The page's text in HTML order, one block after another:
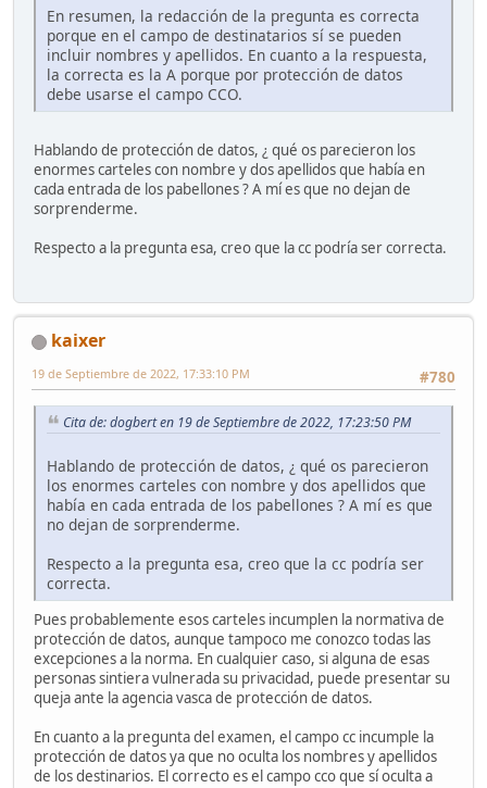
En resumen, la redacción de la pregunta es correcta
porque en el campo de destinatarios sí se pueden
incluir nombres y apellidos. En cuanto a la respuesta,
la correcta es la A porque por protección de datos
debe usarse el campo CCO.
Hablando de protección de datos, ¿ qué os parecieron los
enormes carteles con nombre y dos apellidos que había en
cada entrada de los pabellones ? A mí es que no dejan de
sorprenderme.
Respecto a la pregunta esa, creo que la cc podría ser correcta.
kaixer
#780
19 de Septiembre de 2022, 17:33:10 PM
Cita de: dogbert en 19 de Septiembre de 2022, 17:23:50 PM
Hablando de protección de datos, ¿ qué os parecieron
los enormes carteles con nombre y dos apellidos que
había en cada entrada de los pabellones ? A mí es que
no dejan de sorprenderme.
Respecto a la pregunta esa, creo que la cc podría ser
correcta.
Pues probablemente esos carteles incumplen la normativa de
protección de datos, aunque tampoco me conozco todas las
excepciones a la norma. En cualquier caso, si alguna de esas
personas sintiera vulnerada su privacidad, puede presentar su
queja ante la agencia vasca de protección de datos.
En cuanto a la pregunta del examen, el campo cc incumple la
protección de datos ya que no oculta los nombres y apellidos
de los destinarios. El correcto es el campo cco que sí oculta a